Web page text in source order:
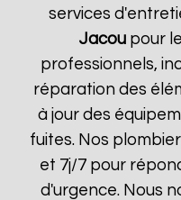
services
Jacoupour
professionnels,
réparation des
à jour des
fuites. Nos
et 7j/7 pour
d'urgence. Nous